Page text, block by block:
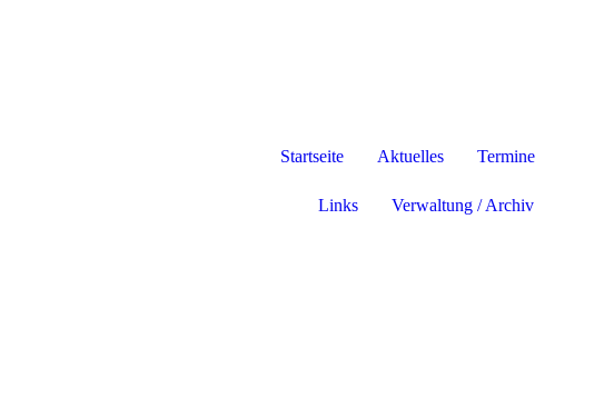
Startseite Aktuelles Termine
Links Verwaltung / Archiv